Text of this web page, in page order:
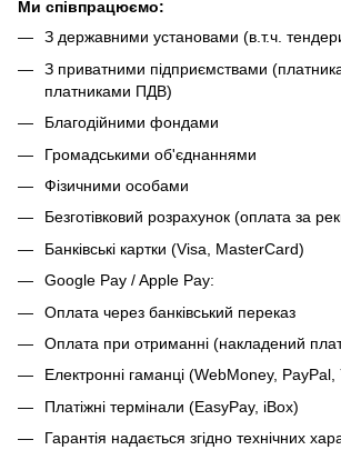
Ми співпрацюємо:
З державними установами (в.т.ч.
З приватними підприємствами
платниками ПДВ)
Благодійними фондами
Громадськими об'єднаннями
Фізичними особами
Безготівковий розрахунок (оплата за
Банківські картки (Visa, MasterCard)
Google Pay / Apple Pay:
Оплата через банківський переказ
Оплата при отриманні (накладений
Електронні гаманці (WebMoney,
Платіжні термінали (EasyPay, iBox)
Гарантія надається згідно технічних